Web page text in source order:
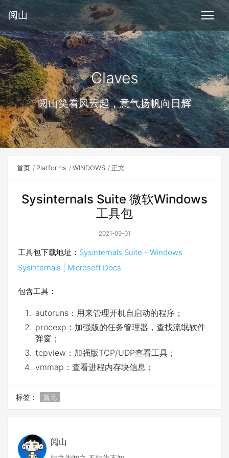
阅山
Claves
阅山笑看风云起，意气扬帆向日辉
首页 Platforms WINDOWS 正文
Sysinternals Suite 微软Windows
工具包
2021-09-01
工具包下载地址： Sysinternals Suite - Windows
Sysinternals | Microsoft Docs
包含工具：
autoruns：用来管理开机自启动的程序；
procexp：加强版的任务管理器，查找流氓软件
弹窗；
tcpview：加强版TCP/UDP查看工具；
vmmap：查看进程内存块信息；
标签： 暂无
阅山